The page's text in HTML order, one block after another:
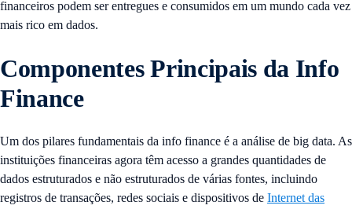
financeiros podem ser entregues e consumidos em um mundo cada vez
mais rico em dados.
Componentes Principais da Info
Finance
Um dos pilares fundamentais da info finance é a análise de big data. As
instituições financeiras agora têm acesso a grandes quantidades de
dados estruturados e não estruturados de várias fontes, incluindo
registros de transações, redes sociais e dispositivos de Internet das